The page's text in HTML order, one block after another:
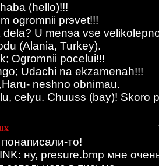
(hello)!!!
ogromnii prэvet!!!
dela? U menэa vse
(Alania, Turkey).
Ogromnii pocelui!!!
Udachi na ekzamenah!!!
neshno obnimau.
celyu. Chuuss (bay)! Skoro
то!
ну, presure.bmp мне